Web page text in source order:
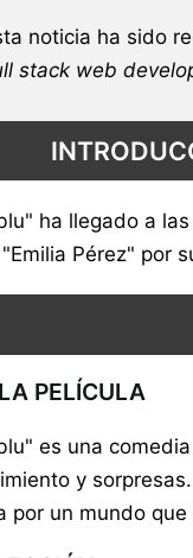
noticia ha sido
stack web
ha llegado a
Pérez" por
PELÍCULA
es una
y
por un mundo